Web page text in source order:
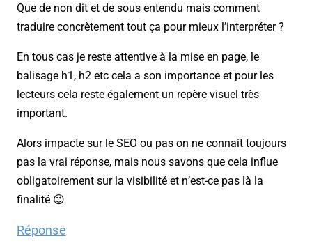
Que de non dit et de sous entendu mais comment
traduire concrètement tout ça pour mieux l’interpréter ?
En tous cas je reste attentive à la mise en page, le
balisage h1, h2 etc cela a son importance et pour les
lecteurs cela reste également un repère visuel très
important.
Alors impacte sur le SEO ou pas on ne connait toujours
pas la vrai réponse, mais nous savons que cela influe
obligatoirement sur la visibilité et n’est-ce pas là la
finalité 😉
Réponse